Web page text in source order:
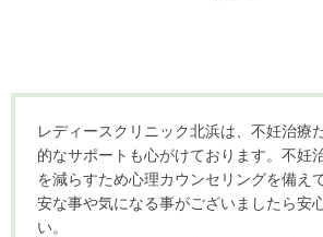
レディースクリニック北浜は、不妊治療
的なサポートも心がけております。不妊
を減らすため心理カウンセリングを備え
安な事や気になる事がございましたら安
い。